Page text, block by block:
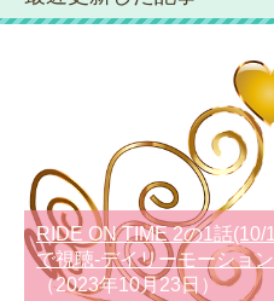
RIDE ON TIME 2の1話
で視聴-デイリーモーショ
（2023年10月23日）